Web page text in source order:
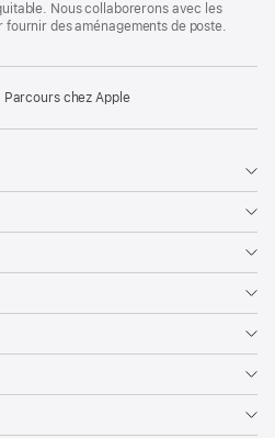
Nous collaborerons avec les
des aménagements de poste.
Parcours chez Apple